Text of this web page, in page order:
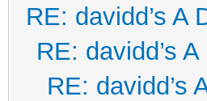
RE: davidd’s A
RE: davidd’s
RE: davidd’s